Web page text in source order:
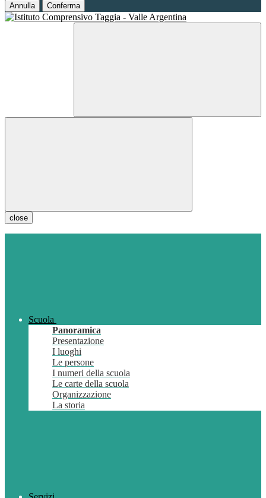
Annulla Conferma
close
Scuola
Panoramica
Presentazione
I luoghi
Le persone
I numeri della scuola
Le carte della scuola
Organizzazione
La storia